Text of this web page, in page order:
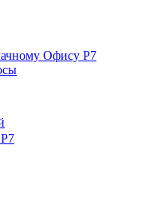
Офису Р7